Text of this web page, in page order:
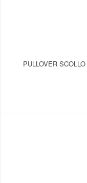
PULLOVER